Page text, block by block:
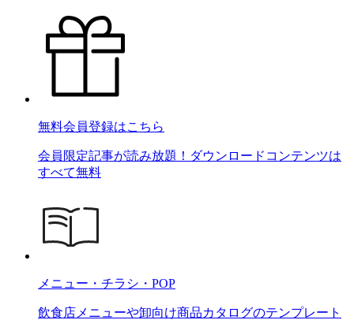
無料会員登録はこちら
会員限定記事が読み放題！ダウンロードコンテンツは
すべて無料
メニュー・チラシ・POP
飲食店メニューや卸向け商品カタログのテンプレート